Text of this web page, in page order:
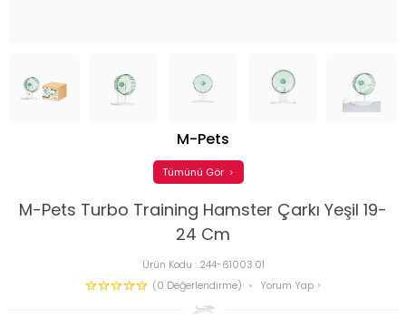
M-Pets Turbo Training Hamster Çarkı Yeşil 19-
24 Cm
Ürün Kodu : 244-61003.01
(0 Değerlendirme)
Yorum Yap
M-Pets
Tümünü Gör